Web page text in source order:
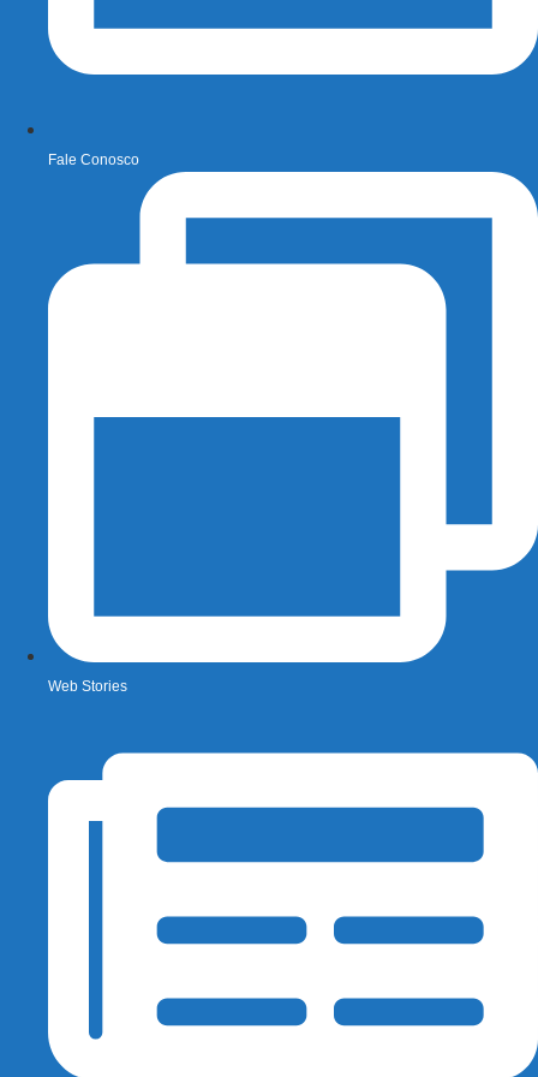
Fale Conosco
Web Stories